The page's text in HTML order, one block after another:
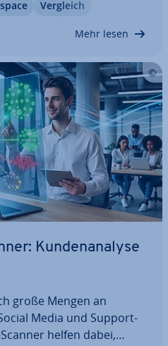
al­ter­na­ti­ves, and some
Vergleich
Mehr lesen
Kun­den­ana­ly­se
große Mengen an
Media und Support-
helfen dabei,